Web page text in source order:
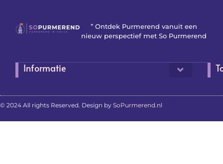
” Ontdek Purmerend vanuit een
nieuw perspectief met So Purmerend
Informatie
© 2024 All rights Reserved. Design by SoPurmerend.nl